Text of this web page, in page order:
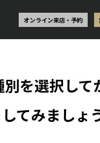
オンライン来店・予約
を選択して
てみましょ